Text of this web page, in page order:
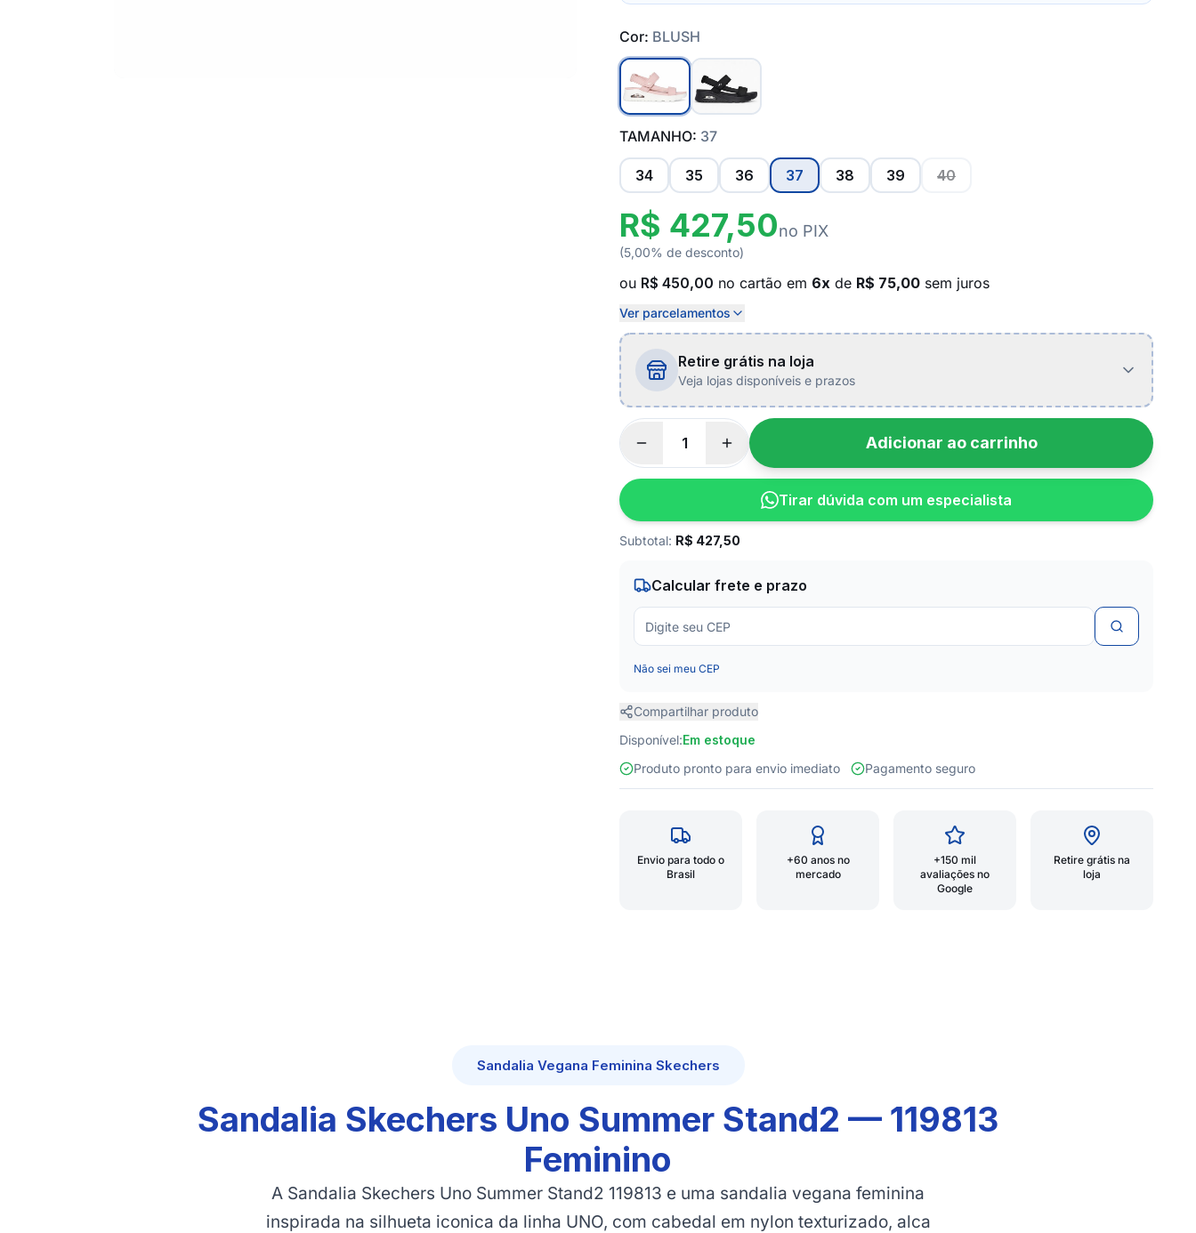
Cor: BLUSH
TAMANHO: 37
34 35 36 37 38 39 40
R$ 427,50no PIX
(5,00% de desconto)
ou R$ 450,00 no cartão em 6x de R$ 75,00 sem juros
Ver parcelamentos
Retire grátis na loja
Veja lojas disponíveis e prazos
Adicionar ao carrinho
Tirar dúvida com um especialista
Subtotal: R$ 427,50
Calcular frete e prazo
Não sei meu CEP
Compartilhar produto
Disponível:Em estoque
Produto pronto para envio imediato
Pagamento seguro
Envio para todo o
Brasil
+60 anos no
mercado
+150 mil
avaliações no
Google
Retire grátis na
loja
Sandalia Vegana Feminina Skechers
Sandalia Skechers Uno Summer Stand2 — 119813
Feminino
A Sandalia Skechers Uno Summer Stand2 119813 e uma sandalia vegana feminina
inspirada na silhueta iconica da linha UNO, com cabedal em nylon texturizado, alca